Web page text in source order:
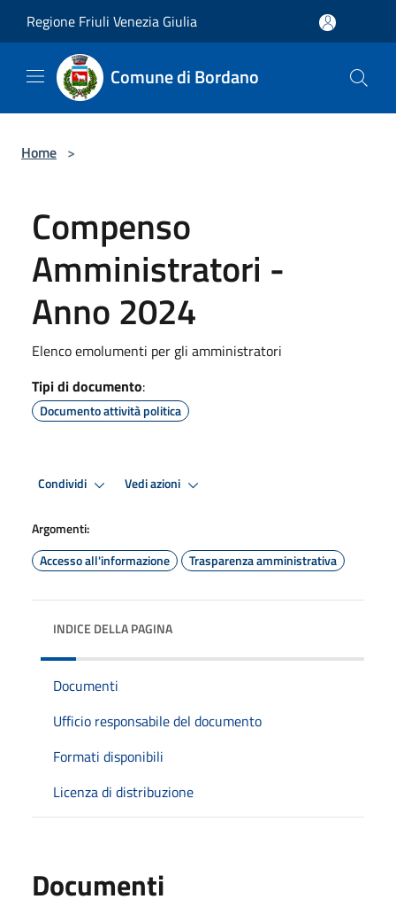
Regione Friuli Venezia Giulia
Comune di Bordano
Home >
Compenso
Amministratori -
Anno 2024
Elenco emolumenti per gli amministratori
Tipi di documento:
Documento attività politica
Condividi Vedi azioni
Argomenti:
Accesso all'informazione
Trasparenza amministrativa
INDICE DELLA PAGINA
Documenti
Ufficio responsabile del documento
Formati disponibili
Licenza di distribuzione
Documenti